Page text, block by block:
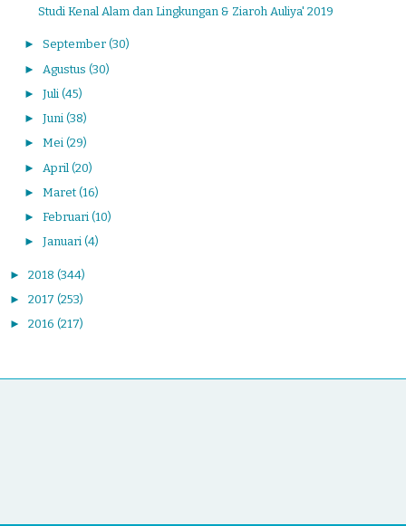
Studi Kenal Alam dan Lingkungan & Ziaroh Auliya' 2019
► September (30)
► Agustus (30)
► Juli (45)
► Juni (38)
► Mei (29)
► April (20)
► Maret (16)
► Februari (10)
► Januari (4)
► 2018 (344)
► 2017 (253)
► 2016 (217)